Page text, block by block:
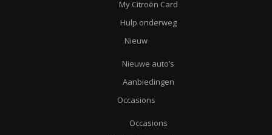
My Citroën Card
Hulp onderweg
Nieuw
Nieuwe auto’s
Aanbiedingen
Occasions
Occasions